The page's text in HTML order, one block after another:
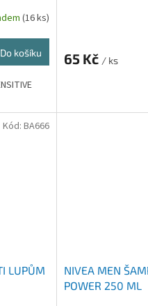
(16 ks)
Do košíku 65 Kč / ks
LUPŮM
Kód: BA666
NIVEA MEN
POWER 250 ML